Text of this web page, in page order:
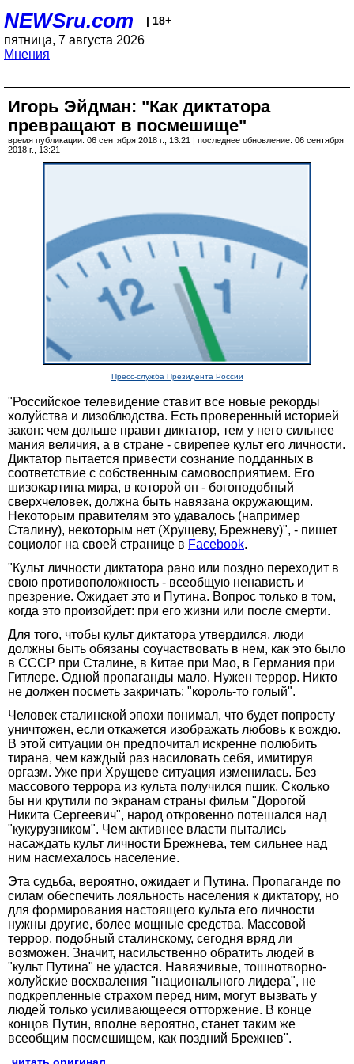
NEWSru.com | 18+
пятница, 7 августа 2026
Мнения
Игорь Эйдман: "Как диктатора
превращают в посмешище"
время публикации: 06 сентября 2018 г., 13:21 | последнее обновление: 06 сентября
2018 г., 13:21
Пресс-служба Президента России
"Российское телевидение ставит все новые рекорды
холуйства и лизоблюдства. Есть проверенный историей
закон: чем дольше правит диктатор, тем у него сильнее
мания величия, а в стране - свирепее культ его личности.
Диктатор пытается привести сознание подданных в
соответствие с собственным самовосприятием. Его
шизокартина мира, в которой он - богоподобный
сверхчеловек, должна быть навязана окружающим.
Некоторым правителям это удавалось (например
Сталину), некоторым нет (Хрущеву, Брежневу)", - пишет
социолог на своей странице в Facebook.
"Культ личности диктатора рано или поздно переходит в
свою противоположность - всеобщую ненависть и
презрение. Ожидает это и Путина. Вопрос только в том,
когда это произойдет: при его жизни или после смерти.
Для того, чтобы культ диктатора утвердился, люди
должны быть обязаны соучаствовать в нем, как это было
в СССР при Сталине, в Китае при Мао, в Германия при
Гитлере. Одной пропаганды мало. Нужен террор. Никто
не должен посметь закричать: "король-то голый".
Человек сталинской эпохи понимал, что будет попросту
уничтожен, если откажется изображать любовь к вождю.
В этой ситуации он предпочитал искренне полюбить
тирана, чем каждый раз насиловать себя, имитируя
оргазм. Уже при Хрущеве ситуация изменилась. Без
массового террора из культа получился пшик. Сколько
бы ни крутили по экранам страны фильм "Дорогой
Никита Сергеевич", народ откровенно потешался над
"кукурузником". Чем активнее власти пытались
насаждать культ личности Брежнева, тем сильнее над
ним насмехалось население.
Эта судьба, вероятно, ожидает и Путина. Пропаганде по
силам обеспечить лояльность населения к диктатору, но
для формирования настоящего культа его личности
нужны другие, более мощные средства. Массовой
террор, подобный сталинскому, сегодня вряд ли
возможен. Значит, насильственно обратить людей в
"культ Путина" не удастся. Навязчивые, тошнотворно-
холуйские восхваления "национального лидера", не
подкрепленные страхом перед ним, могут вызвать у
людей только усиливающееся отторжение. В конце
концов Путин, вполне вероятно, станет таким же
всеобщим посмешищем, как поздний Брежнев".
читать оригинал